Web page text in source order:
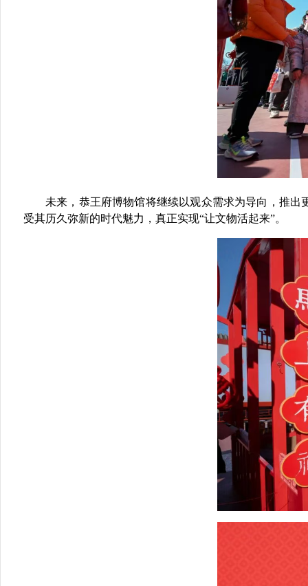
未来，恭王府博物馆将继续以观众需求为导向，推
受其历久弥新的时代魅力，真正实现“让文物活起来”。